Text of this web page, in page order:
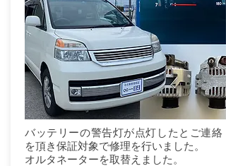
バッテリーの警告灯が点灯したとご連絡
を頂き保証対象で修理を行いました。
オルタネーターを取替えました。